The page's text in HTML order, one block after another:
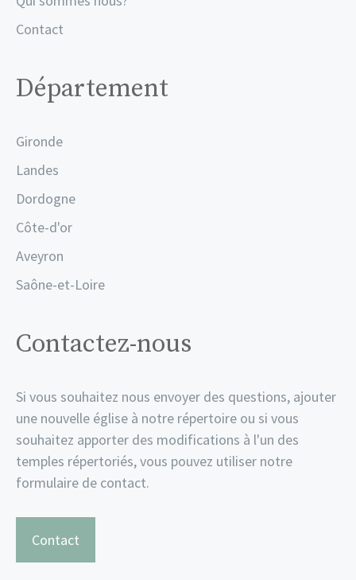
Contact
Département
Gironde
Landes
Dordogne
Côte-d'or
Aveyron
Saône-et-Loire
Contactez-nous
Si vous souhaitez nous envoyer des questions, ajouter
une nouvelle église à notre répertoire ou si vous
souhaitez apporter des modifications à l'un des
temples répertoriés, vous pouvez utiliser notre
formulaire de contact.
Contact